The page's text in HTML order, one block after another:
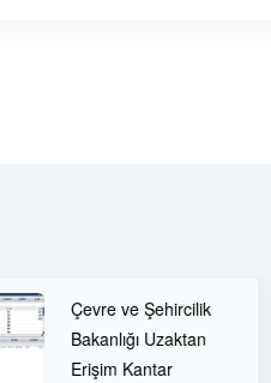
DBA Yetki Belgesi